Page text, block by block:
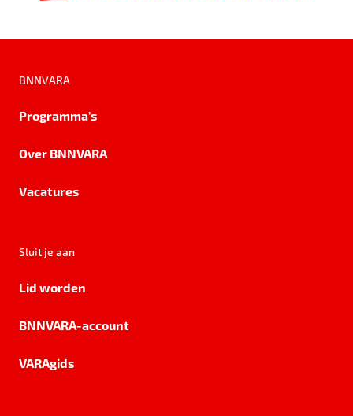
BNNVARA
Programma's
Over BNNVARA
Vacatures
Sluit je aan
Lid worden
BNNVARA-account
VARAgids